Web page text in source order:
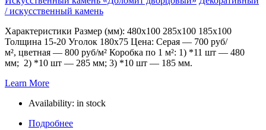
/ искусственный камень
Характеристики Размер (мм): 480х100 285х100 185х100
Толщина 15-20 Уголок 180х75 Цена: Серая — 700 руб/
м², цветная — 800 руб/м² Коробка по 1 м²: 1) *11 шт — 480
мм; 2) *10 шт — 285 мм; 3) *10 шт — 185 мм.
Learn More
Availability: in stock
Подробнее